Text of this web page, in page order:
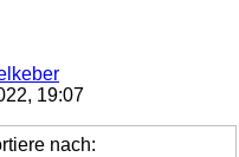
19:07
nach: